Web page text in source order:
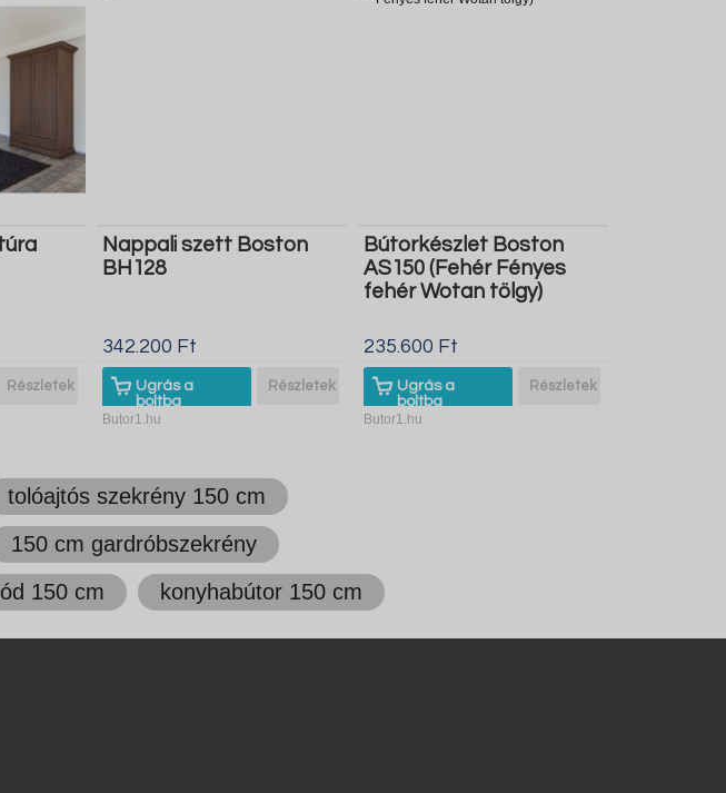
Részletek
Nappali szett Boston
BH128
342.200 Ft
Ugrás a
boltba
Részletek
Butor1.hu
Bútorkészlet Boston
AS150 (Fehér Fényes
fehér Wotan tölgy)
235.600 Ft
Ugrás a
boltba
Részletek
Butor1.hu
tolóajtós szekrény 150 cm
150 cm gardróbszekrény
150 cm konyhabútor 150 cm